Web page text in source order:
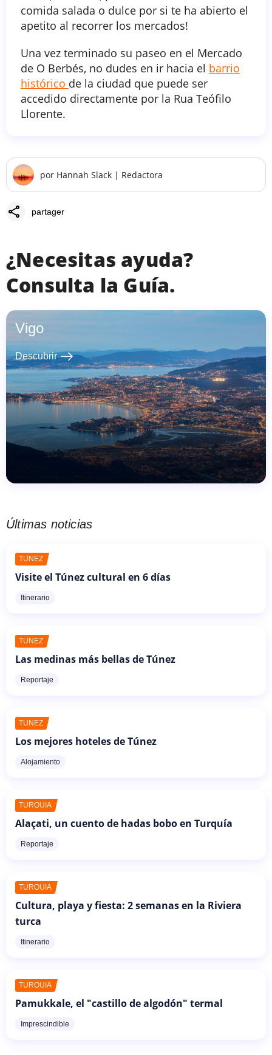
comida salada o dulce por si te ha abierto el
apetito al recorrer los mercados!
Una vez terminado su paseo en el Mercado
de O Berbés, no dudes en ir hacia el barrio
histórico de la ciudad que puede ser
accedido directamente por la Rua Teófilo
Llorente.
por Hannah Slack | Redactora
share partager
¿Necesitas ayuda?
Consulta la Guía.
Vigo
Descubrir east
Últimas noticias
TÚNEZ
Visite el Túnez cultural en 6 días
Itinerario
TÚNEZ
Las medinas más bellas de Túnez
Reportaje
TÚNEZ
Los mejores hoteles de Túnez
Alojamiento
TURQUÍA
Alaçati, un cuento de hadas bobo en Turquía
Reportaje
TURQUÍA
Cultura, playa y fiesta: 2 semanas en la Riviera
turca
Itinerario
TURQUÍA
Pamukkale, el "castillo de algodón" termal
Imprescindible